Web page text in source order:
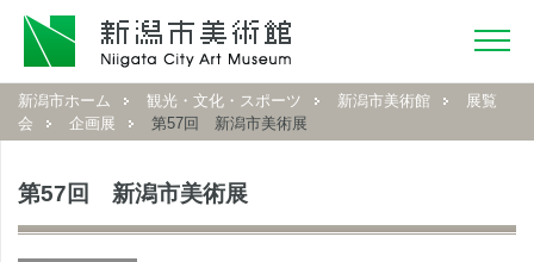
新潟市ホーム 観光・文化・スポーツ 新潟市美術館
展覧
会
企画展 第57回 新潟市美術展
第57回 新潟市美術展